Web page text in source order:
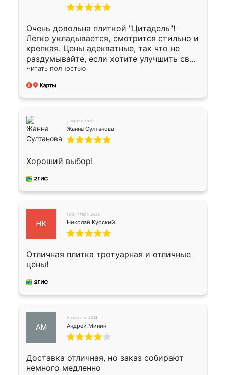
Очень довольна плиткой "Цитадель"!
Легко укладывается, смотрится стильно и
крепкая. Цены адекватные, так что не
раздумывайте, если хотите улучшить свой
двор!
Читать полностью
7 марта 2026
Жанна Султанова
Хороший выбор!
НК
13 октября 2025
Николай Курский
Отличная плитка тротуарная и отличные
цены!
АМ
4 августа 2025
Андрей Минин
Доставка отличная, но заказ собирают
немного медленно